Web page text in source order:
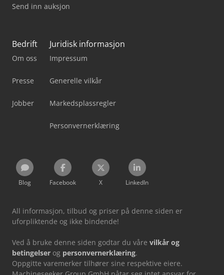
Send inn auksjon
Bedrift
Om oss
Presse
Jobber
Juridisk informasjon
Impressum
Generelle vilkår
Markedsplassregler
Personvernerklæring
Blog Facebook X LinkedIn
All informasjon, tilbud og priser på denne siden er
uforpliktende og ikke bindende!
Ved å bruke denne siden godtar du våre vilkår og
betingelser og personvernerklæring.
Oppgitte varemerker tilhører sine respektive eiere.